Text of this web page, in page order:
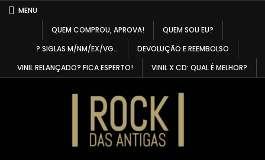
SkipMENU
QUEM COMPROU, APROVA!
QUEM SOU EU?
? SIGLAS M/NM/EX/VG…
DEVOLUÇÃO E REEMBOLSO
VINIL RELANÇADO? FICA ESPERTO!
VINIL X CD: QUAL É MELHOR?